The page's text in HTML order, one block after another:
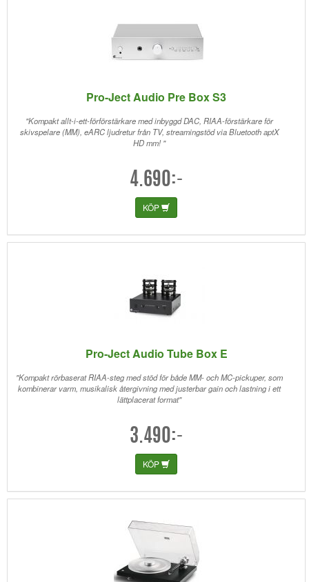
Pro-Ject Audio Pre Box S3
"Kompakt allt-i-ett-förförstärkare med inbyggd DAC, RIAA-förstärkare för
skivspelare (MM), eARC ljudretur från TV, streamingstöd via Bluetooth aptX
HD mm! "
4.690:-
KÖP
Pro-Ject Audio Tube Box E
"Kompakt rörbaserat RIAA-steg med stöd för både MM- och MC-pickuper, som
kombinerar varm, musikalisk återgivning med justerbar gain och lastning i ett
lättplacerat format"
3.490:-
KÖP